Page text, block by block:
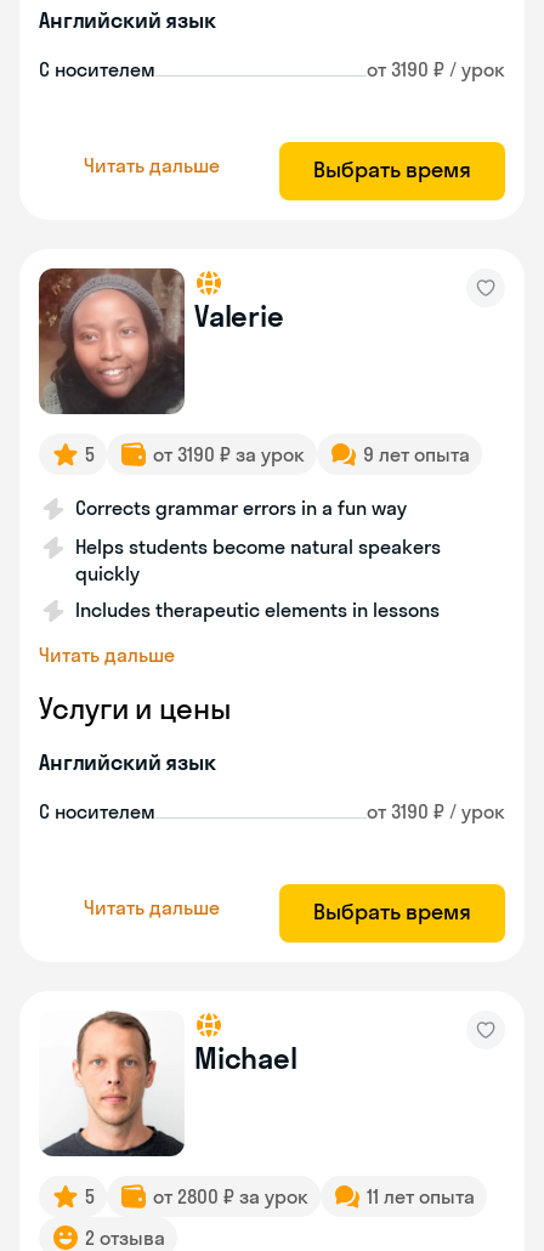
Английский язык
С носителем от 3190 ₽ / урок
Читать дальше Выбрать время
Valerie
5 от 3190 ₽ за урок 9 лет опыта
Corrects grammar errors in a fun way
Helps students become natural speakers
quickly
Includes therapeutic elements in lessons
Читать дальше
Услуги и цены
Английский язык
С носителем от 3190 ₽ / урок
Читать дальше Выбрать время
Michael
5 от 2800 ₽ за урок
11 лет опыта
2 отзыва